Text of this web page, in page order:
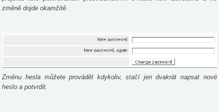
změně dojde okamžitě.
Změnu hesla můžete provádět kdykoliv, stačí jen dvakrát napsat nové
heslo a potvrdit.